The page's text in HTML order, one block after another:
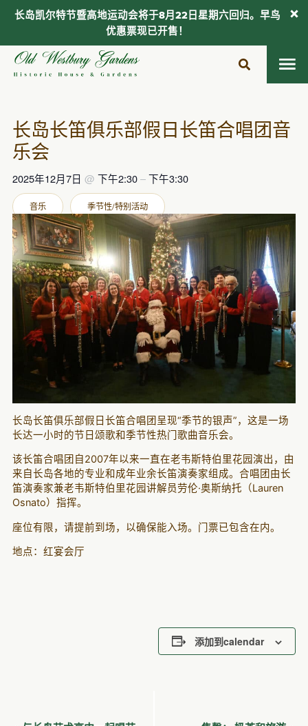
长岛长笛俱乐部假日长笛合唱团音
乐会
2025年12月7日 @ 下午2:30–下午3:30
音乐 季节性/特别活动
长岛长笛俱乐部假日长笛合唱团呈现“季节的银声”，这是一场
长达一小时的节日颂歌和季节性热门歌曲音乐会。
该长笛合唱团自2007年以来一直在老韦斯特伯里花园演出，由
来自长岛各地的专业和成年业余长笛演奏家组成。合唱团由长
笛演奏家兼老韦斯特伯里花园讲解员劳伦·奥斯纳托（Lauren
Osnato）指挥。
座位有限，请提前到场，以确保能入场。门票已包含在内。
地点：红宴会厅
添加到calendar
长岛凯尔特节暨高地运动会将于8月22日星期六回归。早鸟
优惠票现已开售！